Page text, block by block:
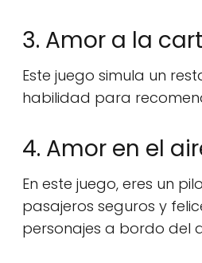
3. Amor a la
Este juego simula un
habilidad para
4. Amor en el
En este juego, eres un
pasajeros seguros y
personajes a bordo del